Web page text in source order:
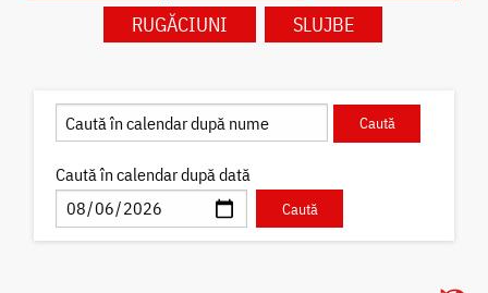
RUGĂCIUNI
SLUJBE
Caută în calendar după dată